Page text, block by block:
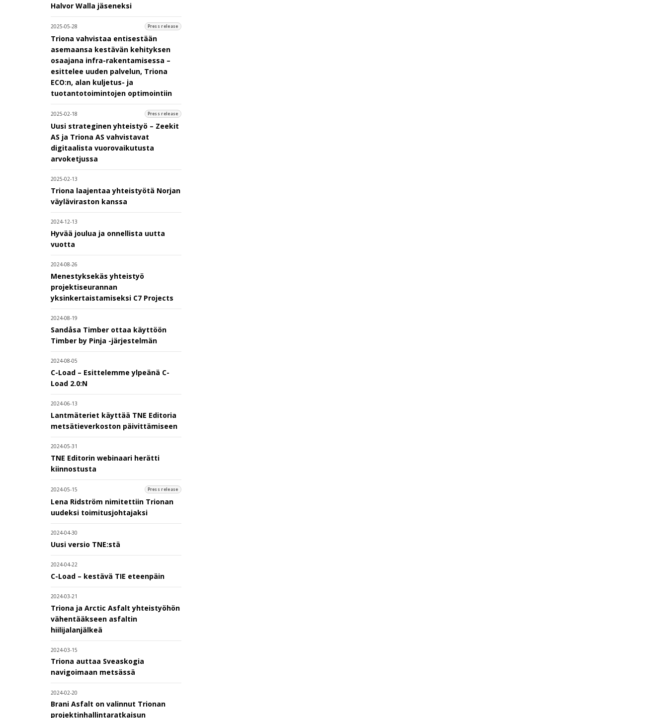
Halvor Walla jäseneksi
2025-05-28 Press release
Triona vahvistaa entisestään
asemaansa kestävän kehityksen
osaajana infra-rakentamisessa –
esittelee uuden palvelun, Triona
ECO:n, alan kuljetus- ja
tuotantotoimintojen optimointiin
2025-02-18 Press release
Uusi strateginen yhteistyö – Zeekit
AS ja Triona AS vahvistavat
digitaalista vuorovaikutusta
arvoketjussa
2025-02-13
Triona laajentaa yhteistyötä Norjan
väyläviraston kanssa
2024-12-13
Hyvää joulua ja onnellista uutta
vuotta
2024-08-26
Menestyksekäs yhteistyö
projektiseurannan
yksinkertaistamiseksi C7 Projects
2024-08-19
Sandåsa Timber ottaa käyttöön
Timber by Pinja -järjestelmän
2024-08-05
C-Load – Esittelemme ylpeänä C-
Load 2.0:N
2024-06-13
Lantmäteriet käyttää TNE Editoria
metsätieverkoston päivittämiseen
2024-05-31
TNE Editorin webinaari herätti
kiinnostusta
2024-05-15 Press release
Lena Ridström nimitettiin Trionan
uudeksi toimitusjohtajaksi
2024-04-30
Uusi versio TNE:stä
2024-04-22
C-Load – kestävä TIE eteenpäin
2024-03-21
Triona ja Arctic Asfalt yhteistyöhön
vähentääkseen asfaltin
hiilijalanjälkeä
2024-03-15
Triona auttaa Sveaskogia
navigoimaan metsässä
2024-02-20
Brani Asfalt on valinnut Trionan
projektinhallintaratkaisun